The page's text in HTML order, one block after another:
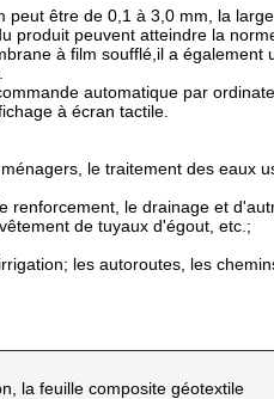
peut être de 0,1 à 3,0 mm, la
produit peuvent atteindre la
à film soufflé,il a également
automatique par
à écran tactile.
le traitement des eaux
renforcement, le drainage et
de tuyaux d'égout, etc.;
les autoroutes, les
la feuille composite géotextile